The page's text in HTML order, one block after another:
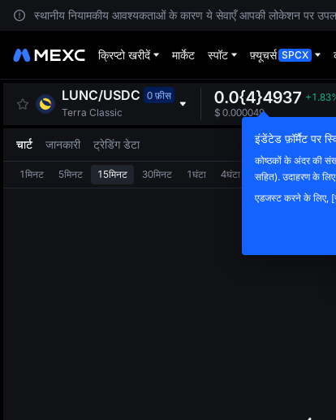
स्थानीय नियामकीय आवश्यकताओं के कारण ये सेवाएँ आपकी लोकेशन पर
क्रिप्टो खरीदें मार्केट स्पॉट फ़्यूचर्स SPCX
LUNC/USDC 0 फ़ीस
Terra Classic
0.0{4}4937
$ 0.000049
चार्ट जानकारी ट्रेडिंग डेटा
1मिनट 5मिनट 15मिनट 30मिनट 1घंटा 4घंटा 1दिन
इंडेंटेड फ़ॉर्मैट पर
कोष्ठकों के अंदर की
सहित). उदाहरण के
एडजस्ट करने के लिए,